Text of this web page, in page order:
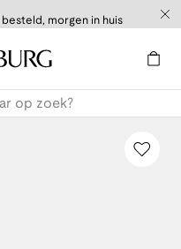
morgen in huis